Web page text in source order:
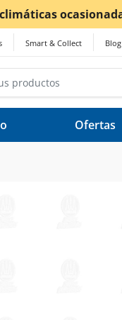
Smart & Collect Blog
Ofertas